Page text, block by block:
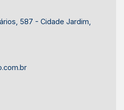
587 - Cidade Jardim,